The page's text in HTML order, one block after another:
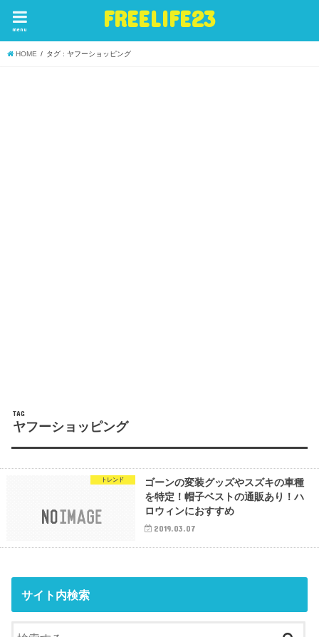
FREELIFE23
menu
HOME タグ : ヤフーショッピング
TAG
ヤフーショッピング
トレンド
ゴーンの変装グッズやスズキの車種
を特定！帽子ベストの通販あり！ハ
ロウィンにおすすめ
2019.03.07
サイト内検索